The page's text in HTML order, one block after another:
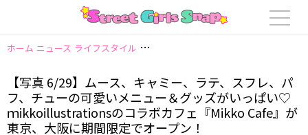
ホーム ニュース ライフスタイル 【写真 6/29】ムース、キャミー、ラテ
【写真 6/29】ムース、キャミー、ラテ、スフレ、パ
フ、チューの可愛いメニュー＆グッズがいっぱい♡
ｍikkoillustrationsのコラボカフェ『Mikko Cafe』が
東京、大阪に期間限定でオープン！